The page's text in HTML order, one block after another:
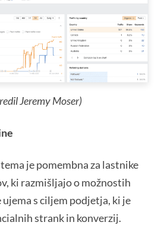
Jeremy Moser)
tema je pomembna za lastnike
ki razmišljajo o možnostih
ujema s ciljem podjetja, ki je
strank in konverzij.